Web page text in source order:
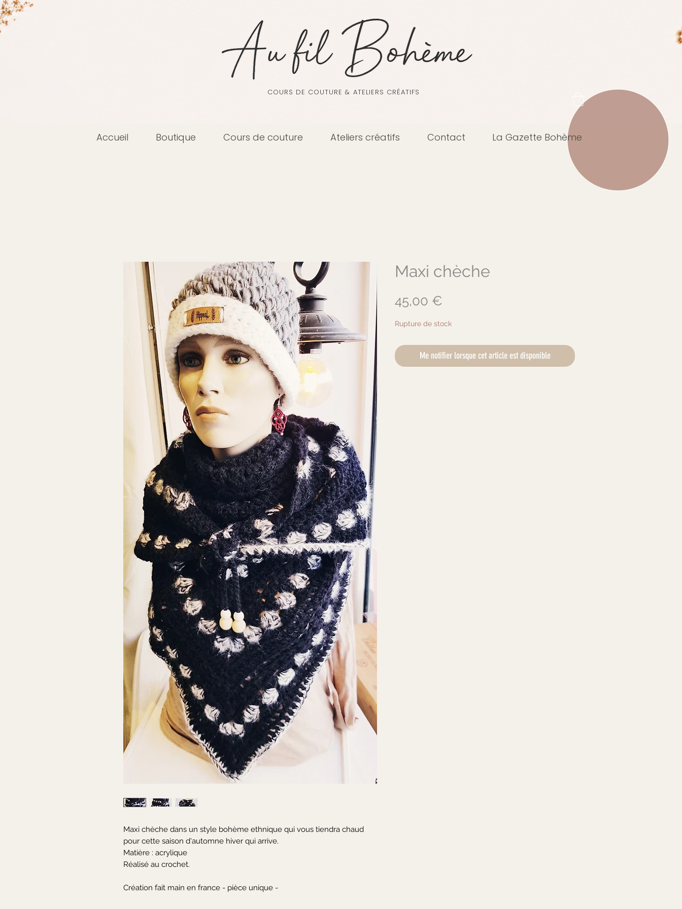
COURS DE COUTURE & ATELIERS CRÉATIFS
Accueil Boutique Cours de couture Ateliers créatifs Contact La Gazette Bohème
Maxi chèche dans un style bohème ethnique qui vous tiendra chaud
pour cette saison d'automne hiver qui arrive.
Matière : acrylique
Réalisé au crochet.
Création fait main en france - pièce unique -
Maxi chèche
45,00 €
Rupture de stock
Me notifier lorsque cet article est disponible